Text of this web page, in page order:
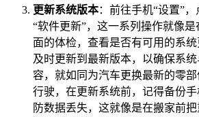
更新系统版本：前往手机“设置”
“软件更新”，这一系列操作就像
面的体检，查看是否有可用的系
及时更新到最新版本，以确保系统
容，就如同为汽车更换最新的零
行驶，在更新系统前，记得备份
防数据丢失，这就像是在搬家前